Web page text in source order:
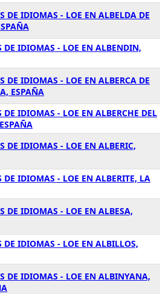
DE IDIOMAS - LOE EN ALBELDA DE
DE IDIOMAS - LOE EN ALBENDIN,
DE IDIOMAS - LOE EN ALBERCA DE
ESPAÑA
DE IDIOMAS - LOE EN ALBERCHE DEL
DE IDIOMAS - LOE EN ALBERIC,
DE IDIOMAS - LOE EN ALBERITE, LA
DE IDIOMAS - LOE EN ALBESA,
DE IDIOMAS - LOE EN ALBILLOS,
DE IDIOMAS - LOE EN ALBINYANA,